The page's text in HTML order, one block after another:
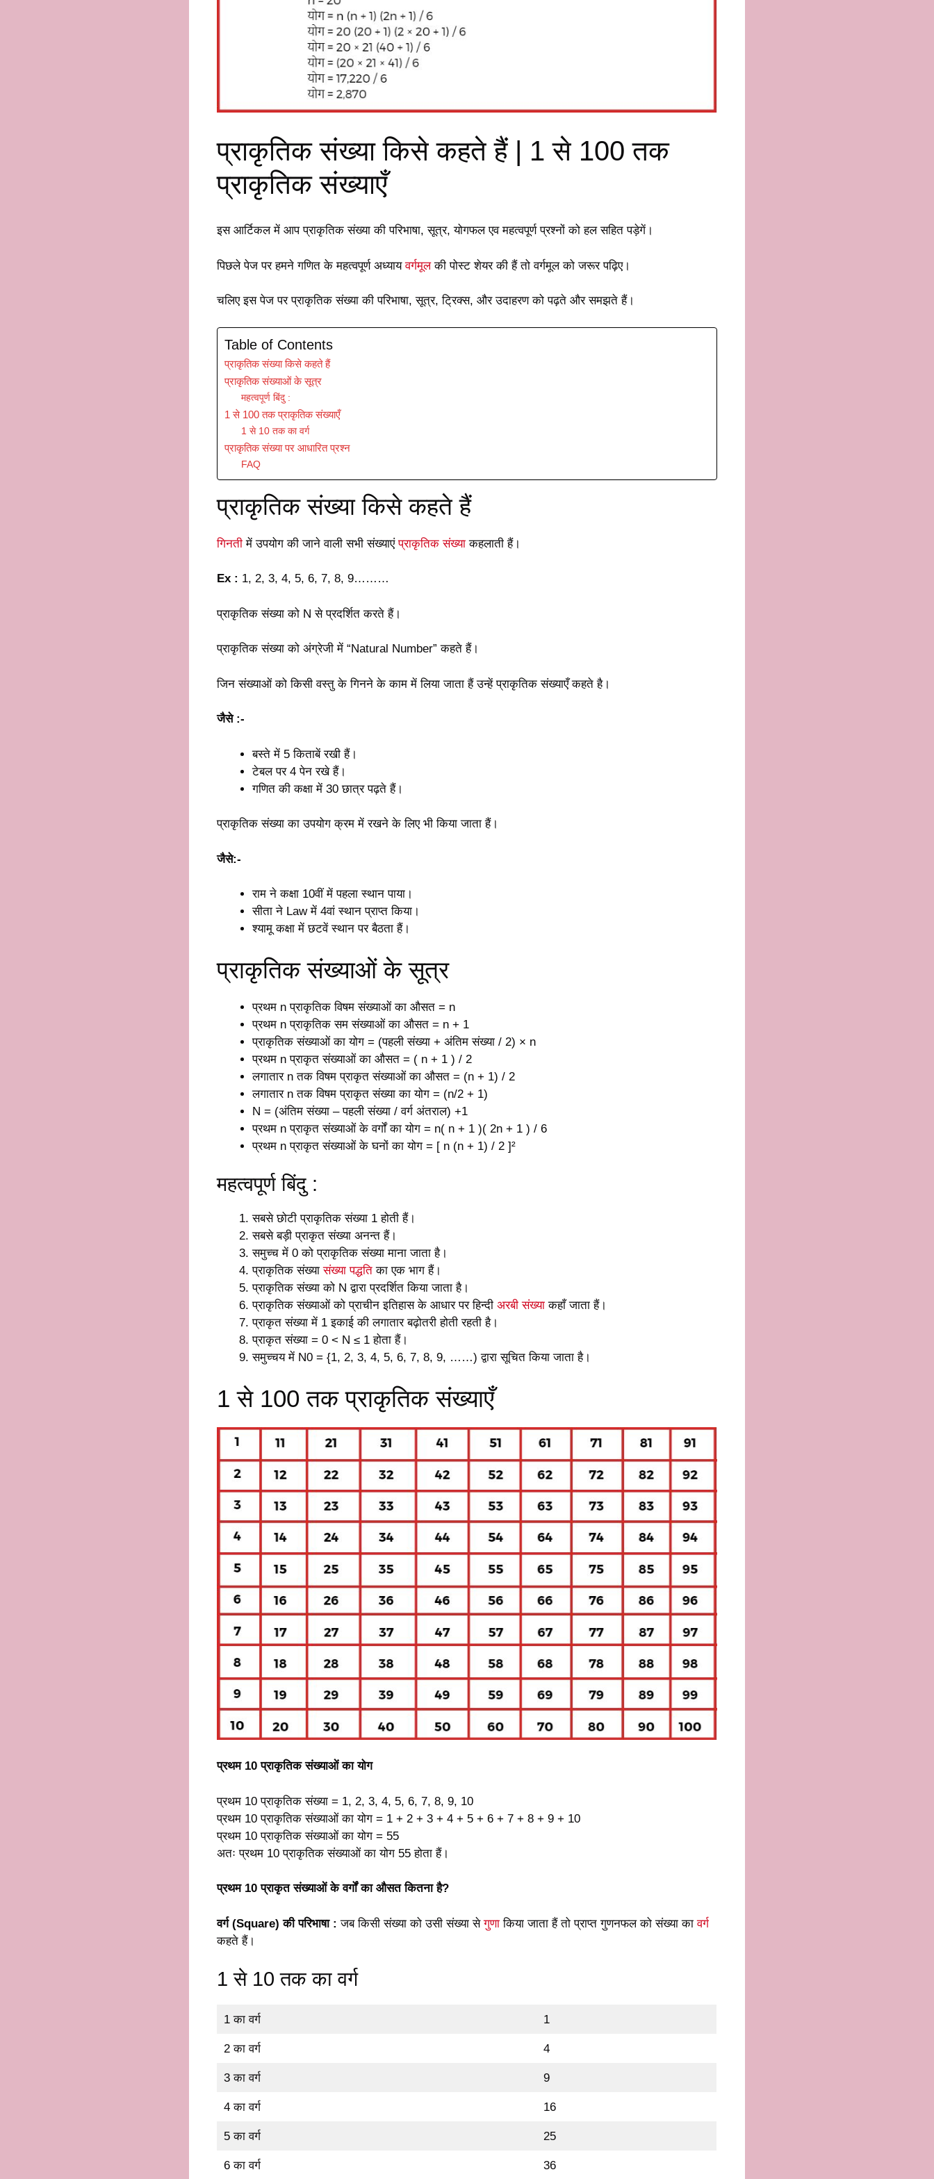
प्राकृतिक संख्या किसे कहते हैं | 1 से 100 तक
प्राकृतिक संख्याएँ
इस आर्टिकल में आप प्राकृतिक संख्या की परिभाषा, सूत्र, योगफल एव महत्वपूर्ण प्रश्नों को हल सहित पड़ेगें।
पिछले पेज पर हमने गणित के महत्वपूर्ण अध्यायवर्गमूलकी पोस्ट शेयर की हैं तो वर्गमूल को जरूर पढ़िए।
चलिए इस पेज पर प्राकृतिक संख्या की परिभाषा, सूत्र, ट्रिक्स, और उदाहरण को पढ़ते और समझते हैं।
Table of Contents
प्राकृतिक संख्या किसे कहते हैं
प्राकृतिक संख्याओं के सूत्र
महत्वपूर्ण बिंदु :
1 से 100 तक प्राकृतिक संख्याएँ
1 से 10 तक का वर्ग
प्राकृतिक संख्या पर आधारित प्रश्न
FAQ
प्राकृतिक संख्या किसे कहते हैं
गिनती में उपयोग की जाने वाली सभी संख्याएंप्राकृतिक संख्या कहलाती हैं।
Ex : 1, 2, 3, 4, 5, 6, 7, 8, 9………
प्राकृतिक संख्या को N से प्रदर्शित करते हैं।
प्राकृतिक संख्या को अंग्रेजी में “Natural Number” कहते हैं।
जिन संख्याओं को किसी वस्तु के गिनने के काम में लिया जाता हैं उन्हें प्राकृतिक संख्याएँ कहते है।
जैसे :-
बस्ते में 5 किताबें रखी हैं।
टेबल पर 4 पेन रखे हैं।
गणित की कक्षा में 30 छात्र पढ़ते हैं।
प्राकृतिक संख्या का उपयोग क्रम में रखने के लिए भी किया जाता हैं।
जैसे:-
राम ने कक्षा 10वीं में पहला स्थान पाया।
सीता ने Law में 4वां स्थान प्राप्त किया।
श्यामू कक्षा में छटवें स्थान पर बैठता हैं।
प्राकृतिक संख्याओं के सूत्र
प्रथम n प्राकृतिक विषम संख्याओं का औसत = n
प्रथम n प्राकृतिक सम संख्याओं का औसत = n + 1
प्राकृतिक संख्याओं का योग = (पहली संख्या + अंतिम संख्या / 2) × n
प्रथम n प्राकृत संख्याओं का औसत = ( n + 1 ) / 2
लगातार n तक विषम प्राकृत संख्याओं का औसत = (n + 1) / 2
लगातार n तक विषम प्राकृत संख्या का योग = (n/2 + 1)
N = (अंतिम संख्या – पहली संख्या / वर्ग अंतराल) +1
प्रथम n प्राकृत संख्याओं के वर्गों का योग = n( n + 1 )( 2n + 1 ) / 6
प्रथम n प्राकृत संख्याओं के घनों का योग = [ n (n + 1) / 2 ]²
महत्वपूर्ण बिंदु :
सबसे छोटी प्राकृतिक संख्या 1 होती हैं।
सबसे बड़ी प्राकृत संख्या अनन्त हैं।
समुच्च में 0 को प्राकृतिक संख्या माना जाता है।
प्राकृतिक संख्यासंख्या पद्धति का एक भाग हैं।
प्राकृतिक संख्या को N द्वारा प्रदर्शित किया जाता है।
प्राकृतिक संख्याओं को प्राचीन इतिहास के आधार पर हिन्दी अरबी संख्या कहाँ जाता हैं।
प्राकृत संख्या में 1 इकाई की लगातार बढ़ोतरी होती रहती है।
प्राकृत संख्या = 0 < N ≤ 1 होता हैं।
समुच्चय में N0 = {1, 2, 3, 4, 5, 6, 7, 8, 9, ……) द्वारा सूचित किया जाता है।
1 से 100 तक प्राकृतिक संख्याएँ
प्रथम 10 प्राकृतिक संख्याओं का योग
प्रथम 10 प्राकृतिक संख्या = 1, 2, 3, 4, 5, 6, 7, 8, 9, 10
प्रथम 10 प्राकृतिक संख्याओं का योग = 1 + 2 + 3 + 4 + 5 + 6 + 7 + 8 + 9 + 10
प्रथम 10 प्राकृतिक संख्याओं का योग = 55
अतः प्रथम 10 प्राकृतिक संख्याओं का योग 55 होता हैं।
प्रथम 10 प्राकृत संख्याओं के वर्गों का औसत कितना है?
वर्ग (Square) की परिभाषा :जब किसी संख्या को उसी संख्या सेगुणा किया जाता हैं तो प्राप्त गुणनफल को संख्या कावर्ग
कहते हैं।
1 से 10 तक का वर्ग
1 का वर्ग 1
2 का वर्ग 4
3 का वर्ग 9
4 का वर्ग 16
5 का वर्ग 25
6 का वर्ग 36